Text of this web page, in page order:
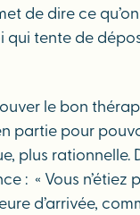
de dire ce
qui tente de
le bon
partie pour
plus rationnelle.
: « Vous n’étiez
d’arrivée,